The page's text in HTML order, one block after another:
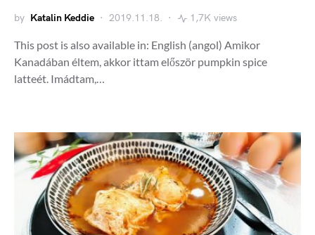
by Katalin Keddie 2019.11.18. 1,7K views
This post is also available in: English (angol) Amikor
Kanadában éltem, akkor ittam először pumpkin spice
latteét. Imádtam,…